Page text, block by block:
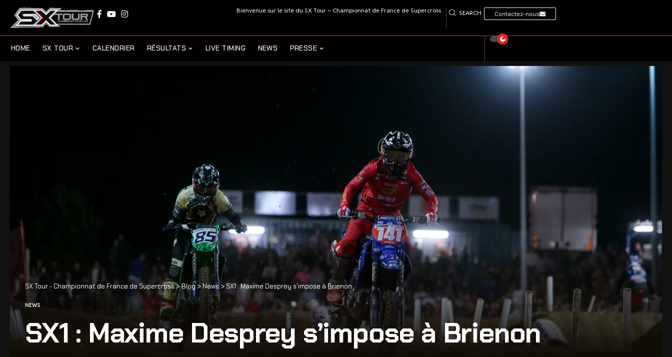
Bienvenue sur le site du SX Tour – Championnat de France de Supercross SEARCH Contactez-nous
HOME SX TOUR CALENDRIER RÉSULTATS LIVE TIMING NEWS PRESSE
SX Tour - Championnat de France de Supercross>Blog>News> SX1 : Maxime Desprey s’impose à Brienon
NEWS
SX1 : Maxime Desprey s’impose à Brienon